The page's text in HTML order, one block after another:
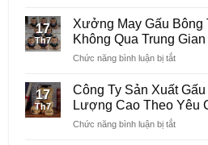
quà
tặng
năm
Sản
Xuất
Gấu
Bông
Nghiệp
In
Logo
17
Th7
Xưởng May Gấu Bông
Không Qua Trung Gian
Chức năng bình luận bị tắtở
May
Gấu
Bông
Tốt
17
Th7
Công Ty Sản Xuất
Lượng Cao Theo Yêu
Chức năng bình luận bị tắtở